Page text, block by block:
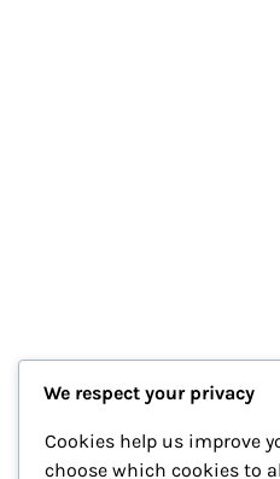
We respect your privacy
Cookies help us improve
choose which cookies to